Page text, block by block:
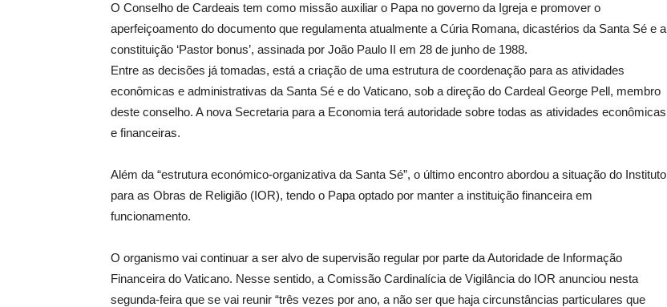
O Conselho de Cardeais tem como missão auxiliar o Papa no governo da Igreja e promover o
aperfeiçoamento do documento que regulamenta atualmente a Cúria Romana, dicastérios da Santa Sé e a
constituição ‘Pastor bonus’, assinada por João Paulo II em 28 de junho de 1988.
Entre as decisões já tomadas, está a criação de uma estrutura de coordenação para as atividades
econômicas e administrativas da Santa Sé e do Vaticano, sob a direção do Cardeal George Pell, membro
deste conselho. A nova Secretaria para a Economia terá autoridade sobre todas as atividades econômicas
e financeiras.
Além da “estrutura económico-organizativa da Santa Sé”, o último encontro abordou a situação do Instituto
para as Obras de Religião (IOR), tendo o Papa optado por manter a instituição financeira em
funcionamento.
O organismo vai continuar a ser alvo de supervisão regular por parte da Autoridade de Informação
Financeira do Vaticano. Nesse sentido, a Comissão Cardinalícia de Vigilância do IOR anunciou nesta
segunda-feira que se vai reunir “três vezes por ano, a não ser que haja circunstâncias particulares que